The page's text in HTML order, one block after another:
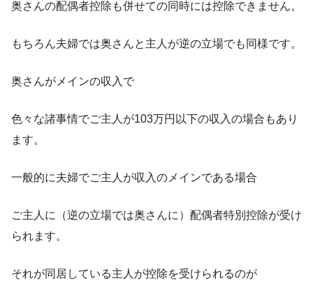
奥さんの配偶者控除も併せての同時には控除できません。
もちろん夫婦では奥さんと主人が逆の立場でも同様です。
奥さんがメインの収入で
色々な諸事情でご主人が103万円以下の収入の場合もあり
ます。
一般的に夫婦でご主人が収入のメインである場合
ご主人に（逆の立場では奥さんに）配偶者特別控除が受け
られます。
それが同居している主人が控除を受けられるのが